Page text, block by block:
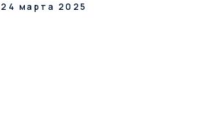
24 марта 2025